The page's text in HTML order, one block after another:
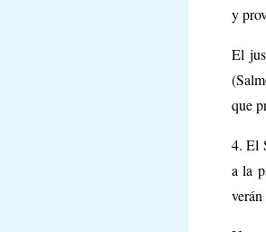
y
El
que
4. El
a la